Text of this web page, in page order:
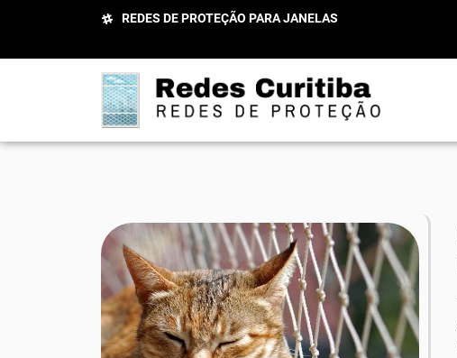
REDES DE PROTEÇÃO PARA JANELAS